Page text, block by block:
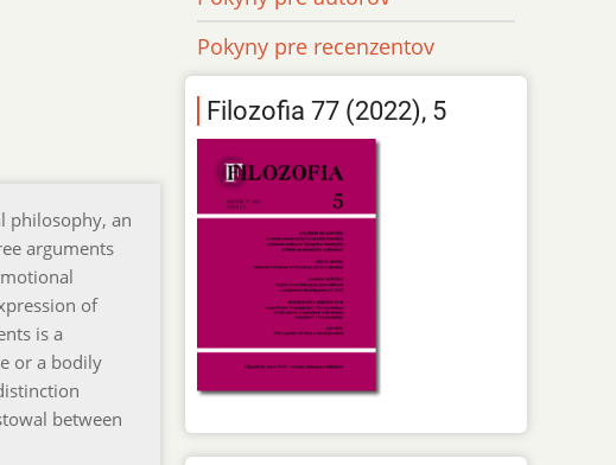
philosophy, an
arguments
of
is a
or a bodily
between
Pokyny pre recenzentov
Filozofia 77 (2022), 5